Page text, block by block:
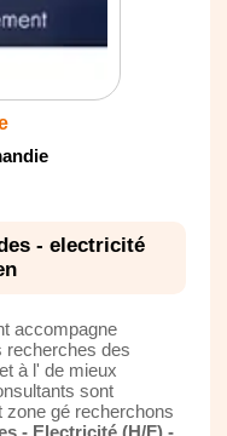
- electricité
accompagne
recherches des
à l' de mieux
sont
gé recherchons
- Electricité (H/F) -